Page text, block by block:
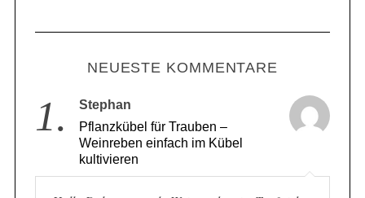
NEUESTE KOMMENTARE
1.
Stephan
Pflanzkübel für Trauben –
Weinreben einfach im Kübel
kultivieren